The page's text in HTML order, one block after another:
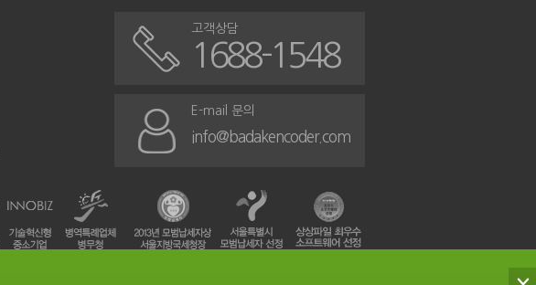
고객상담
1688-1548
E-mail 문의
info@badakencoder.com